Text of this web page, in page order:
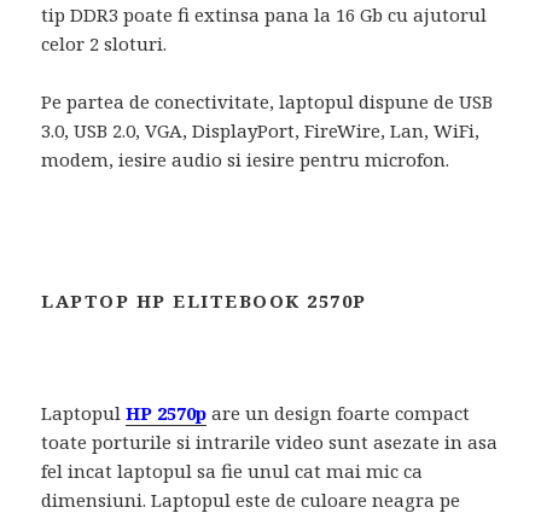
tip DDR3 poate fi extinsa pana la 16 Gb cu ajutorul
celor 2 sloturi.
Pe partea de conectivitate, laptopul dispune de USB
3.0, USB 2.0, VGA, DisplayPort, FireWire, Lan, WiFi,
modem, iesire audio si iesire pentru microfon.
LAPTOP HP ELITEBOOK 2570P
LaptopulHP 2570p are un design foarte compact
toate porturile si intrarile video sunt asezate in asa
fel incat laptopul sa fie unul cat mai mic ca
dimensiuni. Laptopul este de culoare neagra pe